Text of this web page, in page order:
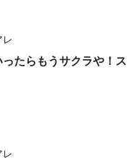
レ
たらもうサクラや！ス
レ